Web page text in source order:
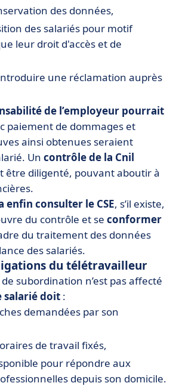
des données,
des salariés pour motif
leur droit d'accès et de
une réclamation auprès
de l’employeur pourrait
paiement de dommages et
ainsi obtenues seraient
Un contrôle de la Cnil
être diligenté, pouvant aboutir à
consulter le CSE, s’il existe,
du contrôle et se conformer
du traitement des données
des salariés.
du télétravailleur
subordination n’est pas affecté
salarié doit :
demandées par son
de travail fixés,
pour répondre aux
depuis son domicile.